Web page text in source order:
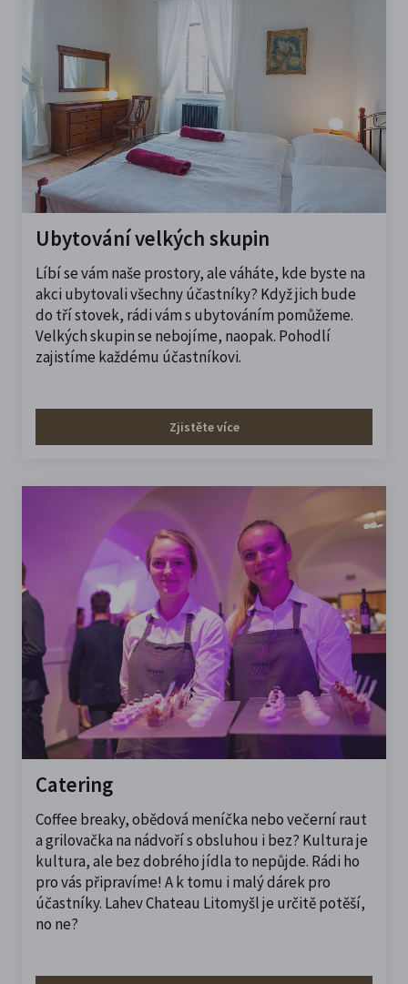
Ubytování velkých skupin
Líbí se vám naše prostory, ale váháte, kde byste na
akci ubytovali všechny účastníky? Když jich bude
do tří stovek, rádi vám s ubytováním pomůžeme.
Velkých skupin se nebojíme, naopak. Pohodlí
zajistíme každému účastníkovi.
Zjistěte více
Catering
Coffee breaky, obědová meníčka nebo večerní raut
a grilovačka na nádvoří s obsluhou i bez? Kultura je
kultura, ale bez dobrého jídla to nepůjde. Rádi ho
pro vás připravíme! A k tomu i malý dárek pro
účastníky. Lahev Chateau Litomyšl je určitě potěší,
no ne?